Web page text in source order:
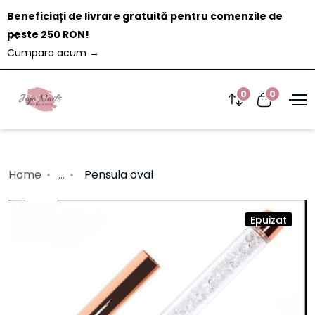
Beneficiați de livrare gratuită pentru comenzile de
peste 250 RON!
Cumpara acum →
Închide
0 0
Home ... Pensula oval
Epuizat